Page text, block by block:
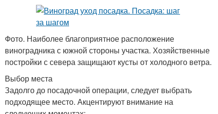
Фото. Наиболее благоприятное расположение
виноградника с южной стороны участка. Хозяйственные
постройки с севера защищают кусты от холодного ветра.
Выбор места
Задолго до посадочной операции, следует выбрать
подходящее место. Акцентируют внимание на